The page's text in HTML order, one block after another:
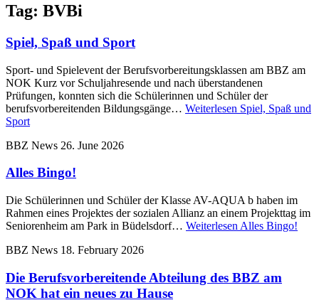
Tag: BVBi
Spiel, Spaß und Sport
Sport- und Spielevent der Berufsvorbereitungsklassen am BBZ am
NOK Kurz vor Schuljahresende und nach überstandenen
Prüfungen, konnten sich die Schülerinnen und Schüler der
berufsvorbereitenden Bildungsgänge… Weiterlesen Spiel, Spaß und
Sport
BBZ News 26. June 2026
Alles Bingo!
Die Schülerinnen und Schüler der Klasse AV-AQUA b haben im
Rahmen eines Projektes der sozialen Allianz an einem Projekttag im
Seniorenheim am Park in Büdelsdorf… Weiterlesen Alles Bingo!
BBZ News 18. February 2026
Die Berufsvorbereitende Abteilung des BBZ am
NOK hat ein neues zu Hause